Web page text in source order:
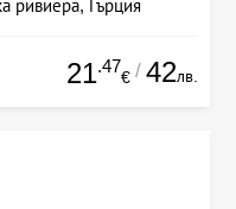
ривиера, Гърция
21.47
€ / 42лв.